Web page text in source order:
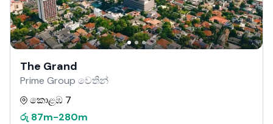
The Grand
Prime Group වෙතින්
කොළඹ 7
රු 87m-280m